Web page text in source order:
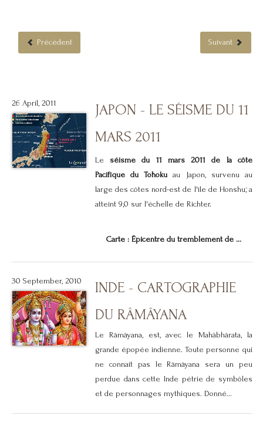
Précédent Suivant
26 April, 2011
JAPON - LE SÉISME DU 11
MARS 2011
Le séisme du 11 mars 2011 de la côte
Pacifique du Tōhoku au Japon, survenu au
large des côtes nord-est de l'île de Honshū, a
atteint 9,0 sur l'échelle de Richter.
Carte : Épicentre du tremblement de ...
30 September, 2010
INDE - CARTOGRAPHIE
DU RÂMÂYANA
Le Râmâyana, est, avec le Mahâbhârata, la
grande épopée indienne. Toute personne qui
ne connait pas le Râmâyana sera un peu
perdue dans cette Inde pétrie de symbôles
et de personnages mythiques. Donné...